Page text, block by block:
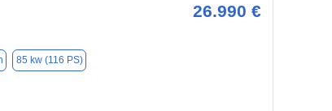
26.990 €
85 kw (116 PS)